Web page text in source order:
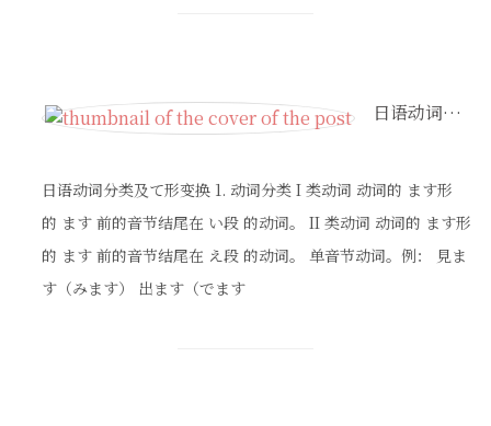
日语动词分类及て形变换
日语动词分类及て形变换 1. 动词分类 I 类动词 动词的 ます形
的 ます 前的音节结尾在 い段 的动词。 II 类动词 动词的 ます形
的 ます 前的音节结尾在 え段 的动词。 单音节动词。例： 見ま
す（みます） 出ます（でます